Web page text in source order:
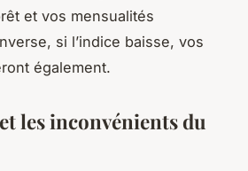
et vos mensualités
si l’indice baisse, vos
également.
les inconvénients du